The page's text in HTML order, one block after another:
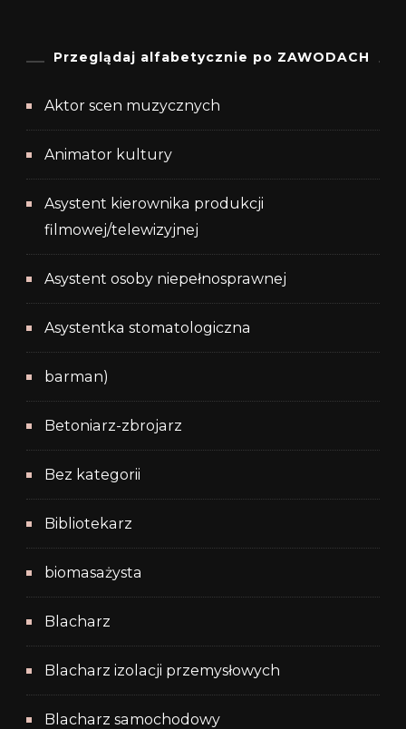
Przeglądaj alfabetycznie po ZAWODACH
Aktor scen muzycznych
Animator kultury
Asystent kierownika produkcji
filmowej/telewizyjnej
Asystent osoby niepełnosprawnej
Asystentka stomatologiczna
barman)
Betoniarz-zbrojarz
Bez kategorii
Bibliotekarz
biomasażysta
Blacharz
Blacharz izolacji przemysłowych
Blacharz samochodowy